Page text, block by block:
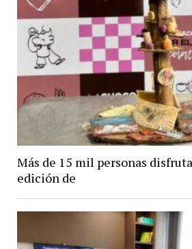
Más de 15 mil personas
edición de